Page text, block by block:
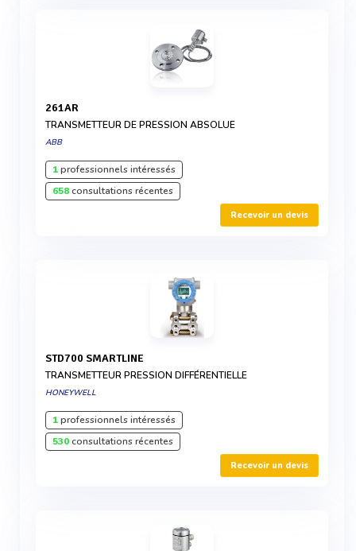
261AR
TRANSMETTEUR DE PRESSION ABSOLUE
ABB
1professionnels intéressés
658consultations récentes
Recevoir un devis
STD700 SMARTLINE
TRANSMETTEUR PRESSION DIFFÉRENTIELLE
HONEYWELL
1professionnels intéressés
530consultations récentes
Recevoir un devis